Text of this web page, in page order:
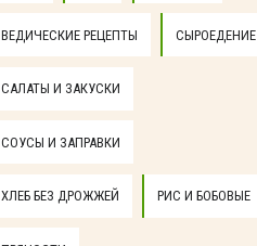
ВЕДИЧЕСКИЕ РЕЦЕПТЫ СЫРОЕДЕНИЕ
САЛАТЫ И ЗАКУСКИ
СОУСЫ И ЗАПРАВКИ
ХЛЕБ БЕЗ ДРОЖЖЕЙ РИС И БОБОВЫЕ